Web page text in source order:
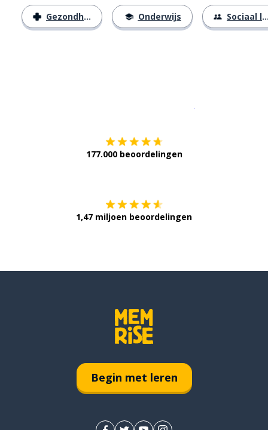
Gezondheid Onderwijs Sociaal leven
177.000 beoordelingen
1,47 miljoen beoordelingen
Begin met leren